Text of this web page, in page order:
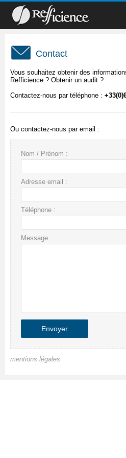
Contact
Vous souhaitez obtenir des
Refficience ? Obtenir un audit ?
Contactez-nous par téléphone :
Ou contactez-nous par email :
Nom / Prénom :
Adresse email :
Téléphone :
Message :
mentions légales